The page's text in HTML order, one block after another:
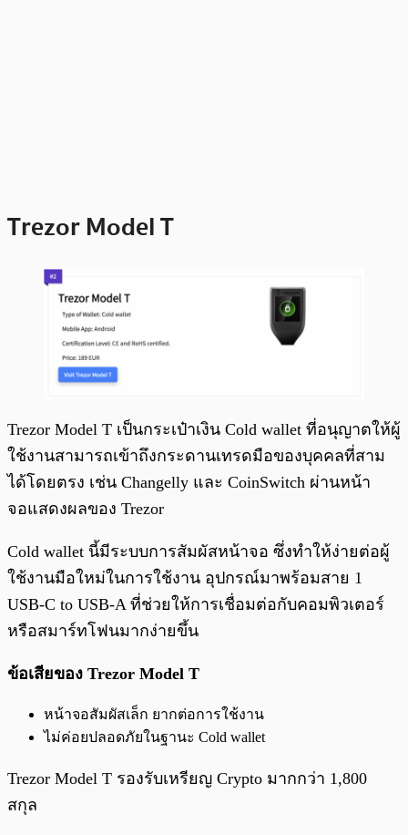
Trezor Model T
Trezor Model T เป็นกระเป๋าเงิน Cold wallet ที่อนุญาตให้ผู้
ใช้งานสามารถเข้าถึงกระดานเทรดมือของบุคคลที่สาม
ได้โดยตรง เช่น Changelly และ CoinSwitch ผ่านหน้า
จอแสดงผลของ Trezor
Cold wallet นี้มีระบบการสัมผัสหน้าจอ ซึ่งทำให้ง่ายต่อผู้
ใช้งานมือใหม่ในการใช้งาน อุปกรณ์มาพร้อมสาย 1
USB-C to USB-A ที่ช่วยให้การเชื่อมต่อกับคอมพิวเตอร์
หรือสมาร์ทโฟนมากง่ายขึ้น
ข้อเสียของ Trezor Model T
หน้าจอสัมผัสเล็ก ยากต่อการใช้งาน
ไม่ค่อยปลอดภัยในฐานะ Cold wallet
Trezor Model T รองรับเหรียญ Crypto มากกว่า 1,800
สกุล